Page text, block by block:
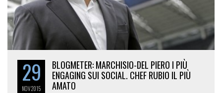
29
NOV2015
BLOGMETER: MARCHISIO-DEL PIERO I PIÙ
ENGAGING SUI SOCIAL. CHEF RUBIO IL PIÙ
AMATO